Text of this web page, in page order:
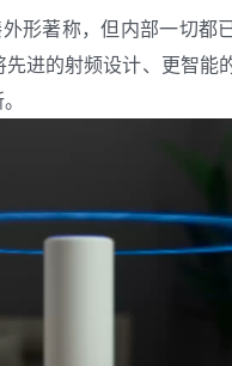
形著称，但内部一切都
进的射频设计、更智能